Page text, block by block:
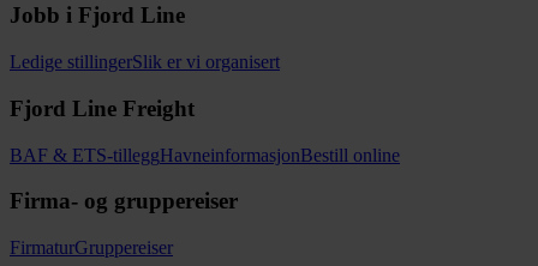
Jobb i Fjord Line
Ledige stillingerSlik er vi organisert
Fjord Line Freight
BAF & ETS-tilleggHavneinformasjonBestill online
Firma- og gruppereiser
FirmaturGruppereiser